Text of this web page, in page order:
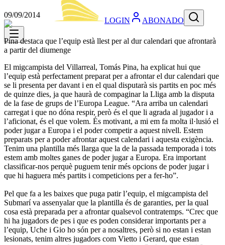
LOGIN ABONADO
09/09/2014
Pina destaca que l’equip està llest per al dur calendari que afrontarà
a partir del diumenge
El migcampista del Villarreal, Tomás Pina, ha explicat hui que
l’equip està perfectament preparat per a afrontar el dur calendari que
se li presenta per davant i en el qual disputarà sis partits en poc més
de quinze dies, ja que haurà de compaginar la Lliga amb la disputa
de la fase de grups de l’Europa League. “Ara arriba un calendari
carregat i que no dóna respir, però és el que li agrada al jugador i a
l’aficionat, és el que volem. És motivant, a mi em fa molta il·lusió el
poder jugar a Europa i el poder competir a aquest nivell. Estem
preparats per a poder afrontar aquest calendari i aquesta exigència.
Tenim una plantilla més llarga que la de la passada temporada i tots
estem amb moltes ganes de poder jugar a Europa. Era important
classificar-nos perquè puguem tenir més opcions de poder jugar i
que hi haguera més partits i competicions per a fer-ho”.
Pel que fa a les baixes que puga patir l’equip, el migcampista del
Submarí va assenyalar que la plantilla és de garanties, per la qual
cosa està preparada per a afrontar qualsevol contratemps. “Crec que
hi ha jugadors de pes i que es poden considerar importants per a
l’equip, Uche i Gio ho són per a nosaltres, però si no estan i estan
lesionats, tenim altres jugadors com Vietto i Gerard, que estan